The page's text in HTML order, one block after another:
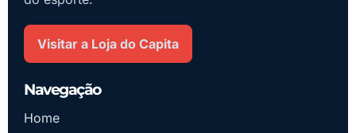
Visitar a Loja do Capita
Navegação
Home